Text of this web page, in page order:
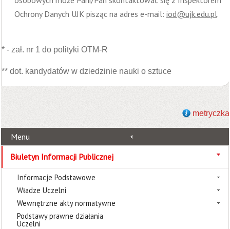
Ochrony Danych UJK pisząc na adres e-mail: iod@ujk.edu.pl.
* - zał. nr 1 do polityki OTM-R
** dot. kandydatów w dziedzinie nauki o sztuce
metryczka
Menu
Biuletyn Informacji Publicznej
Informacje Podstawowe
Władze Uczelni
Wewnętrzne akty normatywne
Podstawy prawne działania
Uczelni